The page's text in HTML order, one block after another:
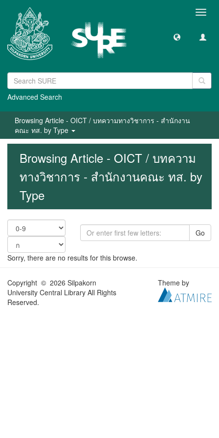
Advanced Search
Browsing Article - OICT / บทความทางวิชาการ - สำนักงาน
คณะ ทส. by Type
Browsing Article - OICT / บทความ
ทางวิชาการ - สำนักงานคณะ ทส. by
Type
Go
Sorry, there are no results for this browse.
Copyright © 2026 Silpakorn
University Central Library All Rights
Reserved.
Theme by